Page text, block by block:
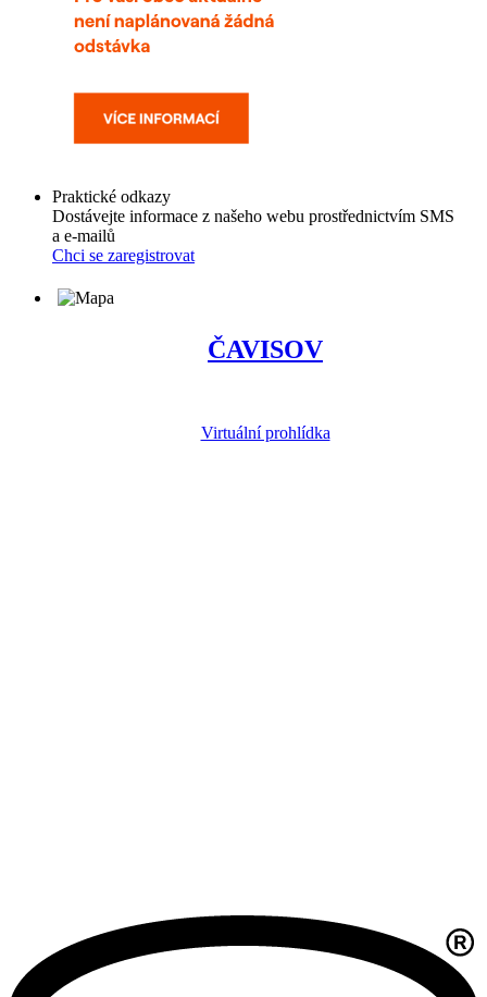
Praktické odkazy
Dostávejte informace z našeho webu prostřednictvím SMS
a e-mailů
Chci se zaregistrovat
ČAVISOV
Virtuální prohlídka